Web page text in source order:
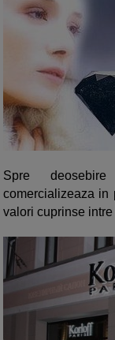
Spre
comercializeaza in
valori cuprinse